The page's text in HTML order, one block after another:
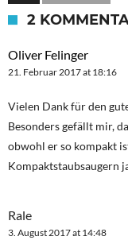
2
Oliver Felinger
21. Februar 2017 at 18:16
Vielen Dank für den
Besonders gefällt mir,
obwohl er so kompakt
Kompaktstaubsaugern
Rale
3. August 2017 at 14:48